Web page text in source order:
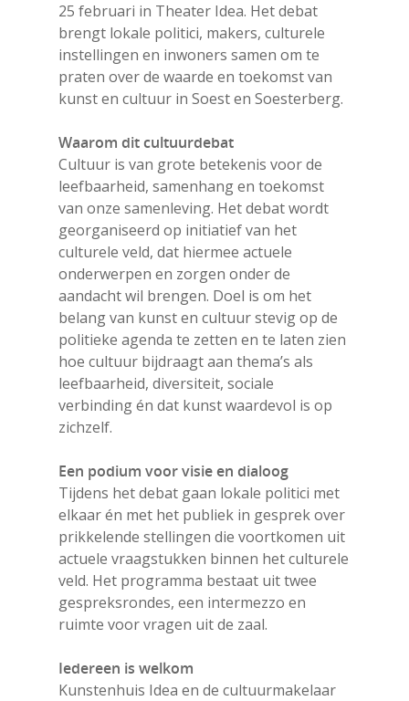
25 februari in Theater Idea. Het debat
brengt lokale politici, makers, culturele
instellingen en inwoners samen om te
praten over de waarde en toekomst van
kunst en cultuur in Soest en Soesterberg.
Waarom dit cultuurdebat
Cultuur is van grote betekenis voor de
leefbaarheid, samenhang en toekomst
van onze samenleving. Het debat wordt
georganiseerd op initiatief van het
culturele veld, dat hiermee actuele
onderwerpen en zorgen onder de
aandacht wil brengen. Doel is om het
belang van kunst en cultuur stevig op de
politieke agenda te zetten en te laten zien
hoe cultuur bijdraagt aan thema’s als
leefbaarheid, diversiteit, sociale
verbinding én dat kunst waardevol is op
zichzelf.
Een podium voor visie en dialoog
Tijdens het debat gaan lokale politici met
elkaar én met het publiek in gesprek over
prikkelende stellingen die voortkomen uit
actuele vraagstukken binnen het culturele
veld. Het programma bestaat uit twee
gespreksrondes, een intermezzo en
ruimte voor vragen uit de zaal.
Iedereen is welkom
Kunstenhuis Idea en de cultuurmakelaar